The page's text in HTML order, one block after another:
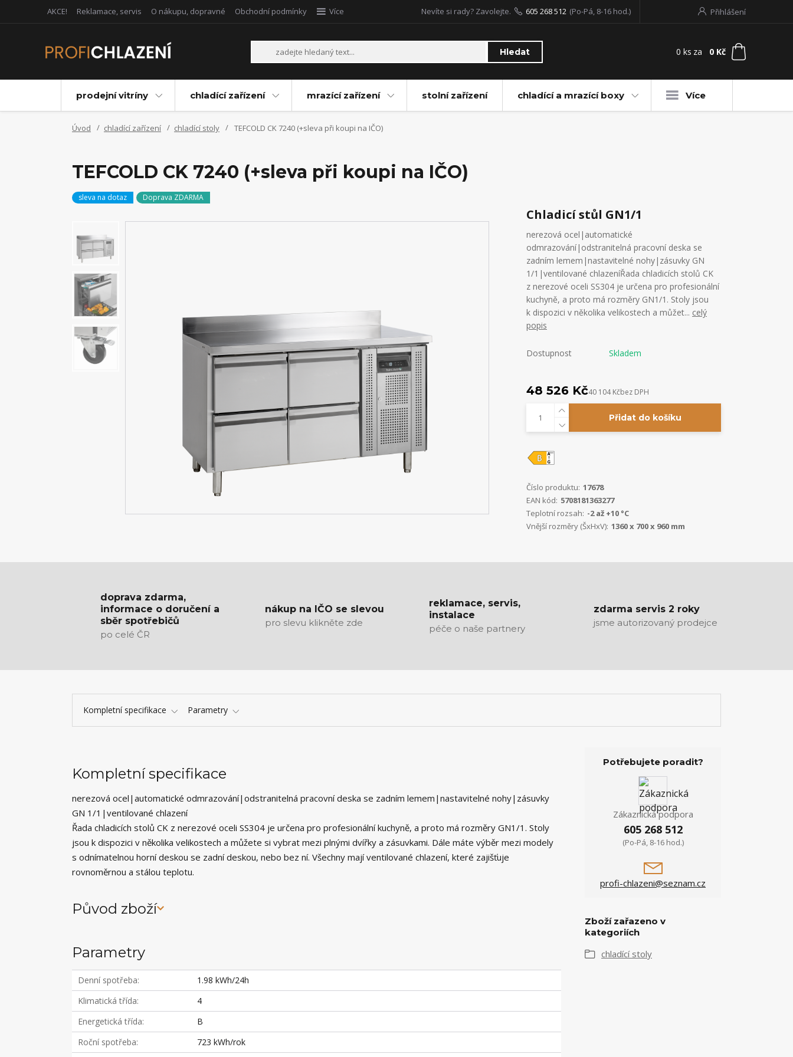
AKCE! Reklamace, servis O nákupu, dopravné Obchodní podmínky Více Přihlášení
Hledat
Nevíte si rady? Zavolejte. 605 268 512 (Po-Pá, 8-16 hod.)
0 ks za 0 Kč
prodejní vitríny chladící zařízení mrazící zařízení stolní zařízení chladící a mrazící boxy Více
Úvod chladící zařízení chladící stoly TEFCOLD CK 7240 (+sleva při koupi na IČO)
TEFCOLD CK 7240 (+sleva při koupi na IČO)
sleva na dotaz Doprava ZDARMA
Chladicí stůl GN1/1
nerezová ocel|automatické
odmrazování|odstranitelná pracovní deska se
zadním lemem|nastavitelné nohy|zásuvky GN
1/1|ventilované chlazeníŘada chladicích stolů CK
z nerezové oceli SS304 je určena pro profesionální
kuchyně, a proto má rozměry GN1/1. Stoly jsou
k dispozici v několika velikostech a můžet... celý
popis
Dostupnost Skladem
48 526 Kč40 104 Kčbez DPH
Přidat do košíku
Číslo produktu: 17678
EAN kód: 5708181363277
Teplotní rozsah: -2 až +10 °C
Vnější rozměry (ŠxHxV): 1360 x 700 x 960 mm
doprava zdarma,
informace o doručení a
sběr spotřebičů
po celé ČR
nákup na IČO se slevou
pro slevu klikněte zde
reklamace, servis,
instalace
péče o naše partnery
zdarma servis 2 roky
jsme autorizovaný prodejce
Kompletní specifikace Parametry
Kompletní specifikace
nerezová ocel|automatické odmrazování|odstranitelná pracovní deska se zadním lemem|nastavitelné nohy|zásuvky
GN 1/1|ventilované chlazení
Řada chladicích stolů CK z nerezové oceli SS304 je určena pro profesionální kuchyně, a proto má rozměry GN1/1. Stoly
jsou k dispozici v několika velikostech a můžete si vybrat mezi plnými dvířky a zásuvkami. Dále máte výběr mezi modely
s odnímatelnou horní deskou se zadní deskou, nebo bez ní. Všechny mají ventilované chlazení, které zajišťuje
rovnoměrnou a stálou teplotu.
Původ zboží
Parametry
Denní spotřeba
1.98 kWh/24h
Klimatická třída
4
Energetická třída
B
Roční spotřeba
723 kWh/rok
Potřebujete poradit?
Zákaznická podpora
605 268 512
(Po-Pá, 8-16 hod.)
profi-chlazeni@seznam.cz
Zboží zařazeno v
kategoriích
chladící stoly